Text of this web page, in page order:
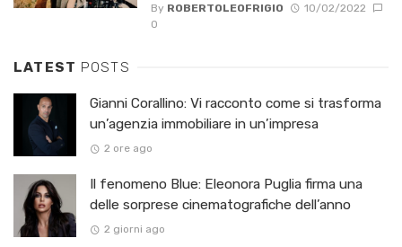
By ROBERTOLEOFRIGIO
10/02/2022
0
LATEST POSTS
Gianni Corallino: Vi racconto come si trasforma
un’agenzia immobiliare in un’impresa
2 ore ago
Il fenomeno Blue: Eleonora Puglia firma una
delle sorprese cinematografiche dell’anno
2 giorni ago